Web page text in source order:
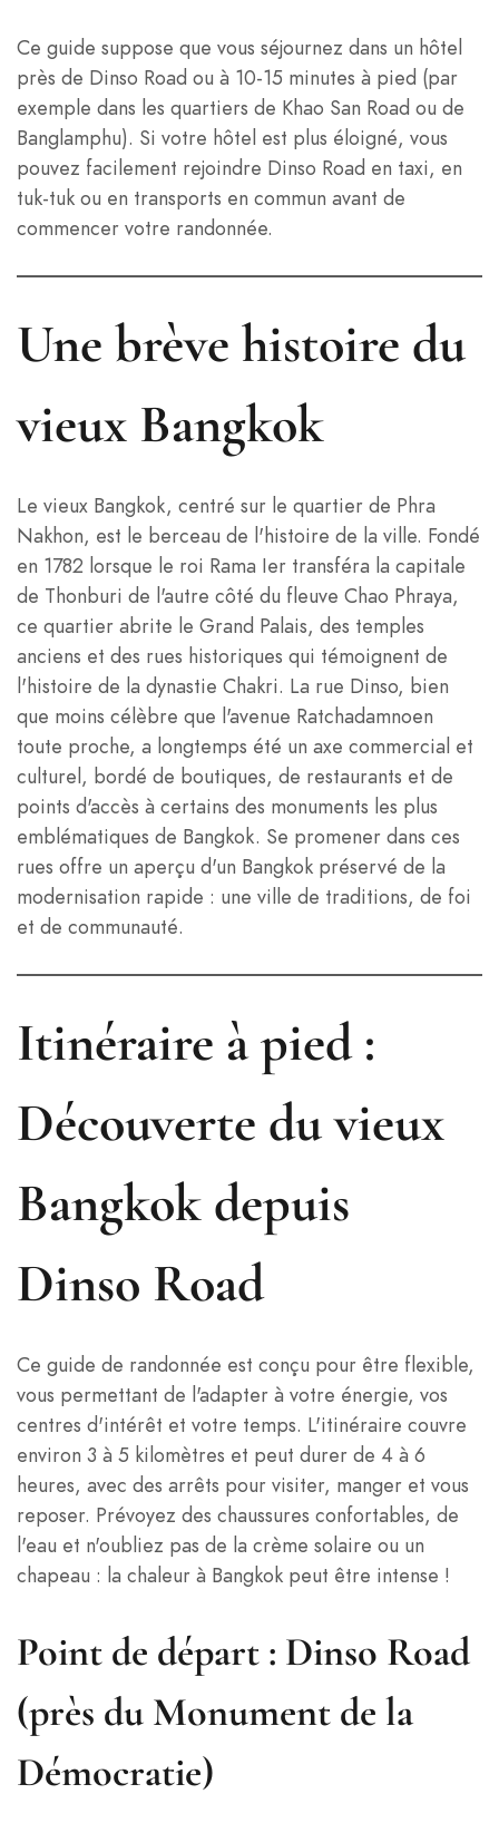
Ce guide suppose que vous séjournez dans un hôtel
près de Dinso Road ou à 10-15 minutes à pied (par
exemple dans les quartiers de Khao San Road ou de
Banglamphu). Si votre hôtel est plus éloigné, vous
pouvez facilement rejoindre Dinso Road en taxi, en
tuk-tuk ou en transports en commun avant de
commencer votre randonnée.
Une brève histoire du
vieux Bangkok
Le vieux Bangkok, centré sur le quartier de Phra
Nakhon, est le berceau de l'histoire de la ville. Fondé
en 1782 lorsque le roi Rama Ier transféra la capitale
de Thonburi de l'autre côté du fleuve Chao Phraya,
ce quartier abrite le Grand Palais, des temples
anciens et des rues historiques qui témoignent de
l'histoire de la dynastie Chakri. La rue Dinso, bien
que moins célèbre que l'avenue Ratchadamnoen
toute proche, a longtemps été un axe commercial et
culturel, bordé de boutiques, de restaurants et de
points d'accès à certains des monuments les plus
emblématiques de Bangkok. Se promener dans ces
rues offre un aperçu d'un Bangkok préservé de la
modernisation rapide : une ville de traditions, de foi
et de communauté.
Itinéraire à pied :
Découverte du vieux
Bangkok depuis
Dinso Road
Ce guide de randonnée est conçu pour être flexible,
vous permettant de l'adapter à votre énergie, vos
centres d'intérêt et votre temps. L'itinéraire couvre
environ 3 à 5 kilomètres et peut durer de 4 à 6
heures, avec des arrêts pour visiter, manger et vous
reposer. Prévoyez des chaussures confortables, de
l'eau et n'oubliez pas de la crème solaire ou un
chapeau : la chaleur à Bangkok peut être intense !
Point de départ : Dinso Road
(près du Monument de la
Démocratie)